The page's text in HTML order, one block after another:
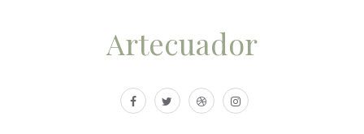
Artecuador